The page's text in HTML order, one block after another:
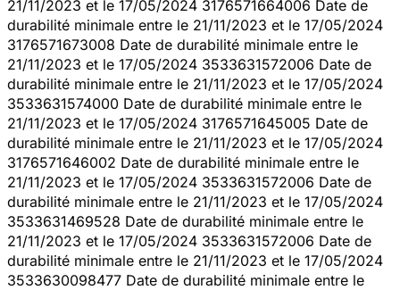
21/11/2023 et le 17/05/2024 3176571664006 Date de
durabilité minimale entre le 21/11/2023 et le 17/05/2024
3176571673008 Date de durabilité minimale entre le
21/11/2023 et le 17/05/2024 3533631572006 Date de
durabilité minimale entre le 21/11/2023 et le 17/05/2024
3533631574000 Date de durabilité minimale entre le
21/11/2023 et le 17/05/2024 3176571645005 Date de
durabilité minimale entre le 21/11/2023 et le 17/05/2024
3176571646002 Date de durabilité minimale entre le
21/11/2023 et le 17/05/2024 3533631572006 Date de
durabilité minimale entre le 21/11/2023 et le 17/05/2024
3533631469528 Date de durabilité minimale entre le
21/11/2023 et le 17/05/2024 3533631572006 Date de
durabilité minimale entre le 21/11/2023 et le 17/05/2024
3533630098477 Date de durabilité minimale entre le